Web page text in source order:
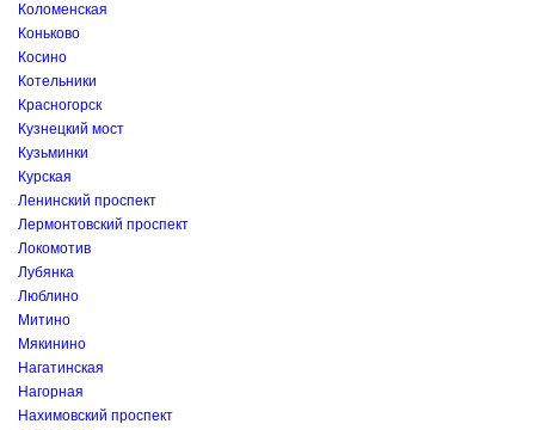
Коломенская
Коньково
Косино
Котельники
Красногорск
Кузнецкий мост
Кузьминки
Курская
Ленинский проспект
Лермонтовский проспект
Локомотив
Лубянка
Люблино
Митино
Мякинино
Нагатинская
Нагорная
Нахимовский проспект